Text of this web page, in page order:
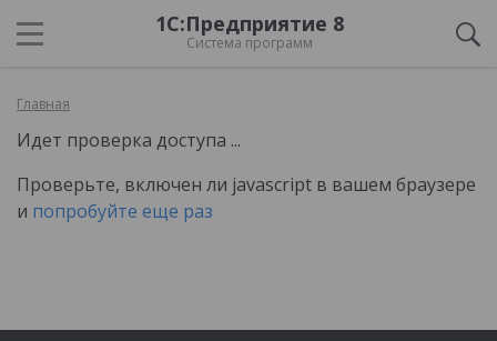
1С:Предприятие 8
Система программ
Главная
Идет проверка доступа ...
Проверьте, включен ли javascript в вашем браузере
и попробуйте еще раз